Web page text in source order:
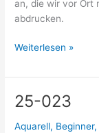
an, die wir vor Ort
abdrucken.
Weiterlesen »
25-023
Aquarell, Beginner
25-